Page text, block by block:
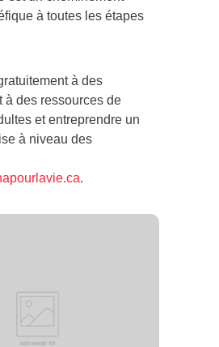
à toutes les étapes
à des
à des ressources de
et entreprendre un
à niveau des
.